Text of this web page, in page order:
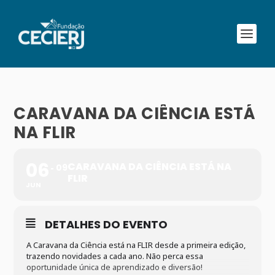
CARAVANA DA CIÊNCIA ESTÁ
NA FLIR
DETALHES DO EVENTO
A Caravana da Ciência está na FLIR desde a primeira edição,
trazendo novidades a cada ano. Não perca essa
oportunidade única de aprendizado e diversão!